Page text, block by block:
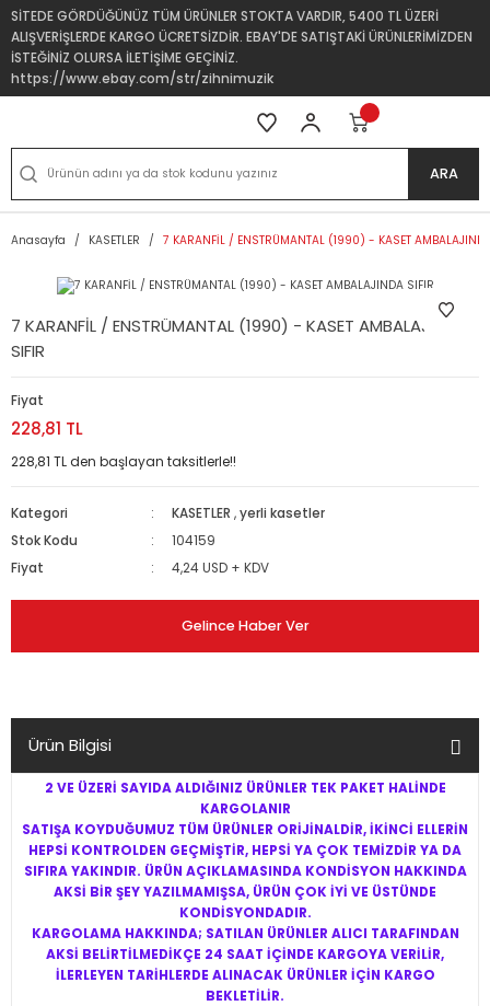
SİTEDE GÖRDÜĞÜNÜZ TÜM ÜRÜNLER STOKTA VARDIR, 5400 TL ÜZERİ
ALIŞVERİŞLERDE KARGO ÜCRETSİZDİR. EBAY'DE SATIŞTAKİ ÜRÜNLERİMİZDEN
İSTEĞİNİZ OLURSA İLETİŞİME GEÇİNİZ.
https://www.ebay.com/str/zihnimuzik
ARA
Anasayfa KASETLER 7 KARANFİL / ENSTRÜMANTAL (1990) - KASET
7 KARANFİL / ENSTRÜMANTAL (1990) - KASET AMBALAJINDA
SIFIR
Fiyat
228,81 TL
228,81 TL den başlayan taksitlerle!!
Kategori KASETLER ,yerli kasetler
Stok Kodu
104159
Fiyat
4,24 USD + KDV
Gelince Haber Ver
Ürün Bilgisi
2 VE ÜZERİ SAYIDA ALDIĞINIZ ÜRÜNLER TEK PAKET HALİNDE
KARGOLANIR
SATIŞA KOYDUĞUMUZ TÜM ÜRÜNLER ORİJİNALDİR, İKİNCİ ELLERİN
HEPSİ KONTROLDEN GEÇMİŞTİR, HEPSİ YA ÇOK TEMİZDİR YA DA
SIFIRA YAKINDIR. ÜRÜN AÇIKLAMASINDA KONDİSYON HAKKINDA
AKSİ BİR ŞEY YAZILMAMIŞSA, ÜRÜN ÇOK İYİ VE ÜSTÜNDE
KONDİSYONDADIR.
KARGOLAMA HAKKINDA; SATILAN ÜRÜNLER ALICI TARAFINDAN
AKSİ BELİRTİLMEDİKÇE 24 SAAT İÇİNDE KARGOYA VERİLİR,
İLERLEYEN TARİHLERDE ALINACAK ÜRÜNLER İÇİN KARGO
BEKLETİLİR.